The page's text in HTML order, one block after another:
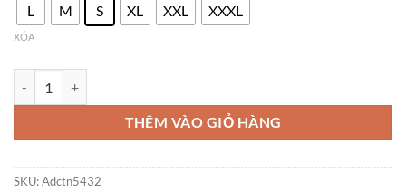
L M S XL XXL XXXL
XÓA
THÊM VÀO GIỎ HÀNG
SKU:Adctn5432